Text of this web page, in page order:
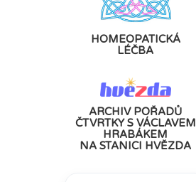
HOMEOPATICKÁ
LÉČBA
ARCHIV POŘADŮ
ČTVRTKY S VÁCLAVEM
HRABÁKEM
NA STANICI HVĚZDA